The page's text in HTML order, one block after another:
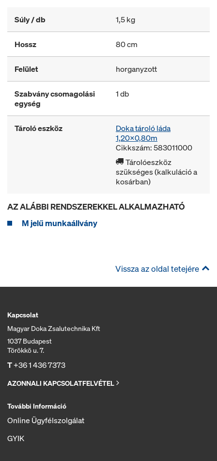
Súly / db 1,5 kg
Hossz 80 cm
Felület horganyzott
Szabvány csomagolási
egység
1 db
Tároló eszköz
Doka tároló láda
1,20x0,80m
Cikkszám: 583011000
Tárolóeszköz
szükséges (kalkuláció a
kosárban)
AZ ALÁBBI RENDSZEREKKEL ALKALMAZHATÓ
M jelű munkaállvány
Vissza az oldal tetejére
Kapcsolat
Magyar Doka Zsalutechnika Kft
1037 Budapest
Törökkö u. 7.
T+36 1 436 7373
AZONNALI KAPCSOLATFELVÉTEL
További Információ
Online Ügyfélszolgálat
GYIK